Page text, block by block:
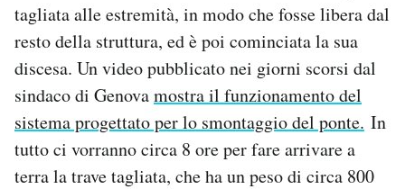
tagliata alle estremità, in modo che fosse libera dal
resto della struttura, ed è poi cominciata la sua
discesa. Un video pubblicato nei giorni scorsi dal
sindaco di Genovamostra il funzionamento del
sistema progettato per lo smontaggio del ponte. In
tutto ci vorranno circa 8 ore per fare arrivare a
terra la trave tagliata, che ha un peso di circa 800